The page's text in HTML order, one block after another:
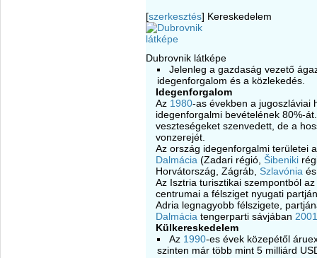
[szerkesztés] Kereskedelem
Dubrovnik látképe
Jelenleg a gazdaság vezető
idegenforgalom és a közlekedés.
Idegenforgalom
Az 1980-as években a jugoszláviai
idegenforgalmi bevételének 80%-
veszteségeket szenvedett, de a
vonzerejét.
Az ország idegenforgalmi területei
Dalmácia (Zadari régió, Šibeniki
Horvátország, Zágráb, Szlavónia
Az Isztria turisztikai szempontból
centrumai a félsziget nyugati
Adria legnagyobb félszigete,
Dalmácia tengerparti sávjában 2001
Külkereskedelem
Az 1990-es évek közepétől
szinten már több mint 5 milliárd